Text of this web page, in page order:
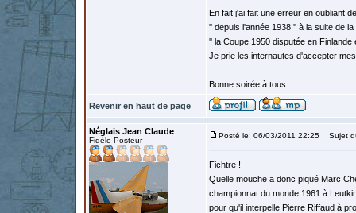
En fait j'ai fait une erreur en oubliant
'' depuis l'année 1938 '' à la suite de
'' la Coupe 1950 disputée en
Je prie les internautes d'accepter
Bonne soirée à tous
Revenir en haut de page
Néglais Jean Claude
Fidèle Posteur
Posté le: 06/03/2011 22:25 Sujet
Fichtre !
Quelle mouche a donc piqué Marc
championnat du monde 1961 à
pour qu'il interpelle Pierre Riffaud à